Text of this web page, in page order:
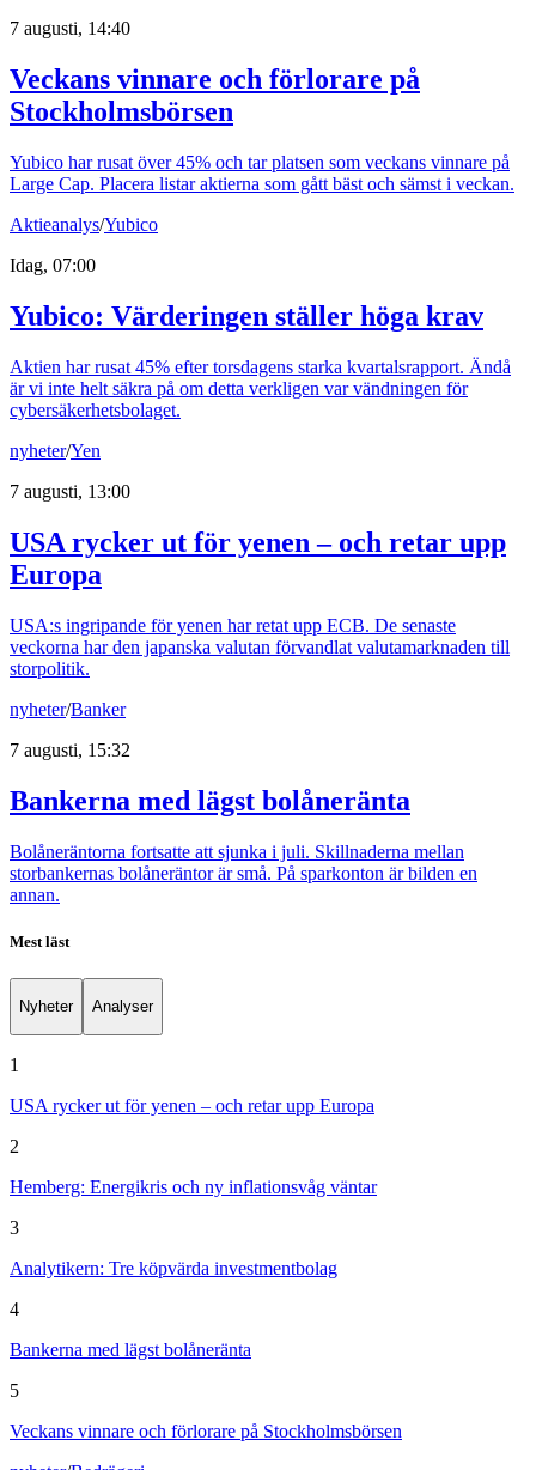
7 augusti, 14:40
Veckans vinnare och förlorare på
Stockholmsbörsen
Yubico har rusat över 45% och tar platsen som veckans vinnare på
Large Cap. Placera listar aktierna som gått bäst och sämst i veckan.
Aktieanalys/Yubico
Idag, 07:00
Yubico: Värderingen ställer höga krav
Aktien har rusat 45% efter torsdagens starka kvartalsrapport. Ändå
är vi inte helt säkra på om detta verkligen var vändningen för
cybersäkerhetsbolaget.
nyheter/Yen
7 augusti, 13:00
USA rycker ut för yenen – och retar upp
Europa
USA:s ingripande för yenen har retat upp ECB. De senaste
veckorna har den japanska valutan förvandlat valutamarknaden till
storpolitik.
nyheter/Banker
7 augusti, 15:32
Bankerna med lägst bolåneränta
Bolåneräntorna fortsatte att sjunka i juli. Skillnaderna mellan
storbankernas bolåneräntor är små. På sparkonton är bilden en
annan.
Mest läst
Nyheter Analyser
1
USA rycker ut för yenen – och retar upp Europa
2
Hemberg: Energikris och ny inflationsvåg väntar
3
Analytikern: Tre köpvärda investmentbolag
4
Bankerna med lägst bolåneränta
5
Veckans vinnare och förlorare på Stockholmsbörsen